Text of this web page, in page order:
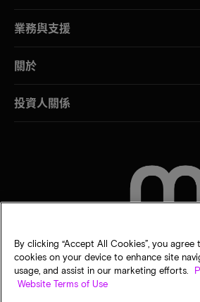
業務與支援
關於
投資人關係
By clicking “Accept All Cookies”, you
cookies on your device to enhance site
usage, and assist in our marketing efforts.
Website Terms of Use